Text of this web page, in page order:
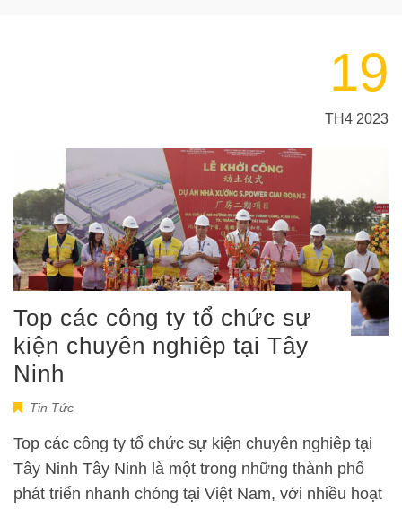
19
TH4 2023
Top các công ty tổ chức sự
kiện chuyên nghiêp tại Tây
Ninh
Tin Tức
Top các công ty tổ chức sự kiện chuyên nghiêp tại
Tây Ninh Tây Ninh là một trong những thành phố
phát triển nhanh chóng tại Việt Nam, với nhiều hoạt